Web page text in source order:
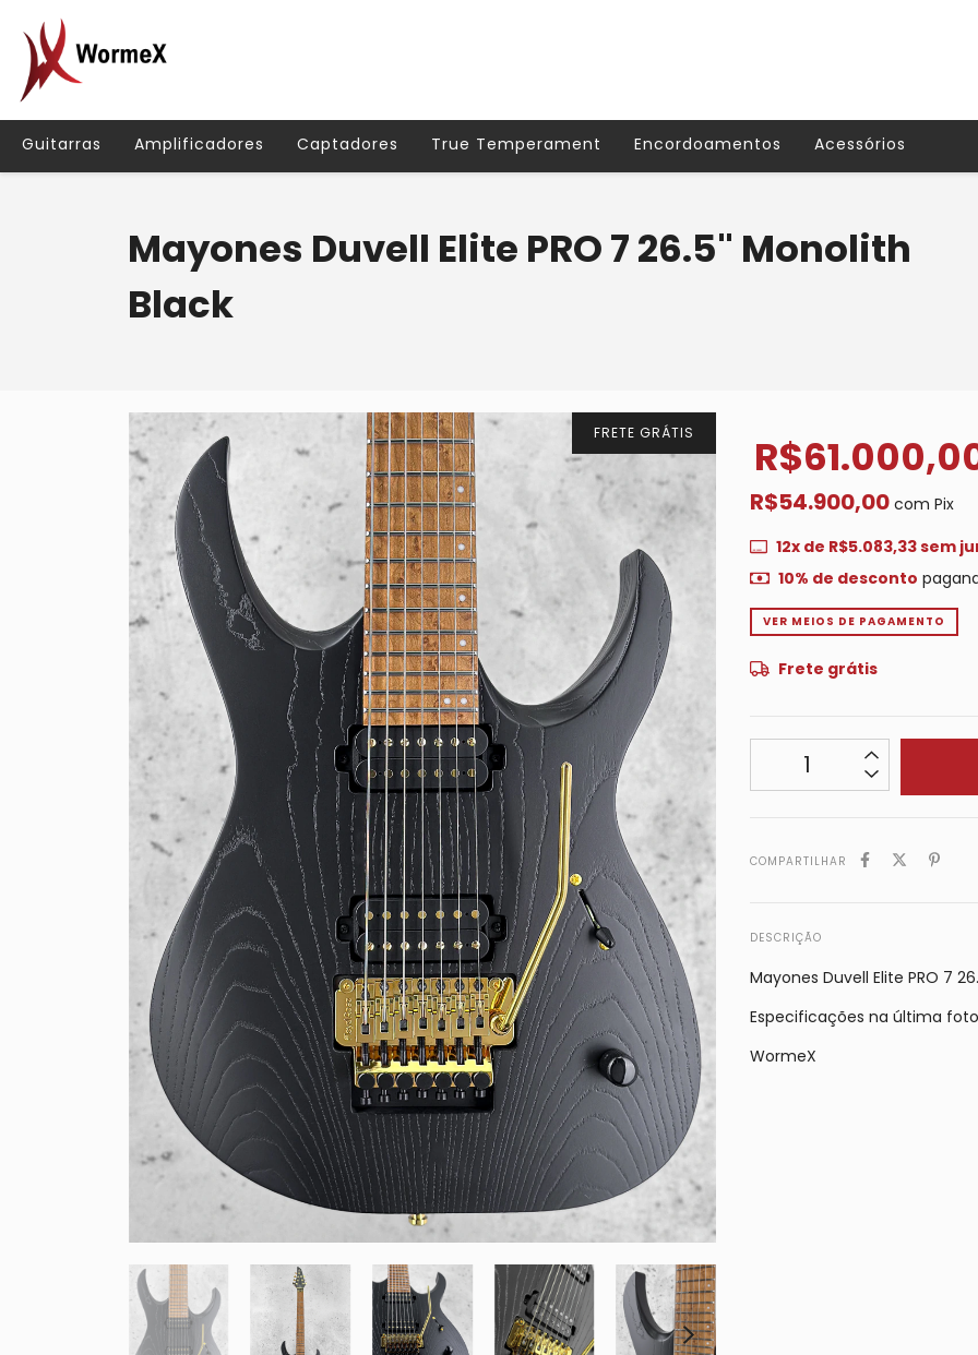
Guitarras Amplificadores Captadores True Temperament Encordoamentos Acessórios
Mayones Duvell Elite PRO 7 26.5" Monolith
Black
FRETE GRÁTIS
R$54.900,00 com Pix
12x de R$5.083,33sem
10% de desconto
VER MEIOS DE PAGAMENTO
Frete grátis
COMPARTILHAR
DESCRIÇÃO
Mayones Duvell Elite PRO 7
Especificações na última
WormeX